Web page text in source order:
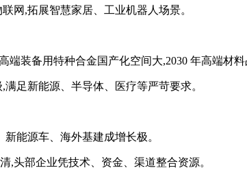
网,拓展智慧家居、工业机器人场景。
装备用特种合金国产化空间大,2030 年高端材料
足新能源、半导体、医疗等严苛要求。
能源车、海外基建成增长极。
,头部企业凭技术、资金、渠道整合资源。